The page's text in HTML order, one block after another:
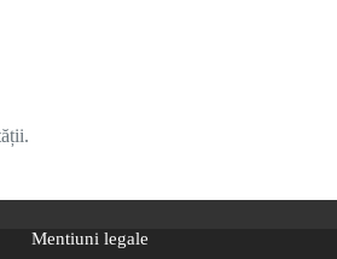
Mentiuni legale